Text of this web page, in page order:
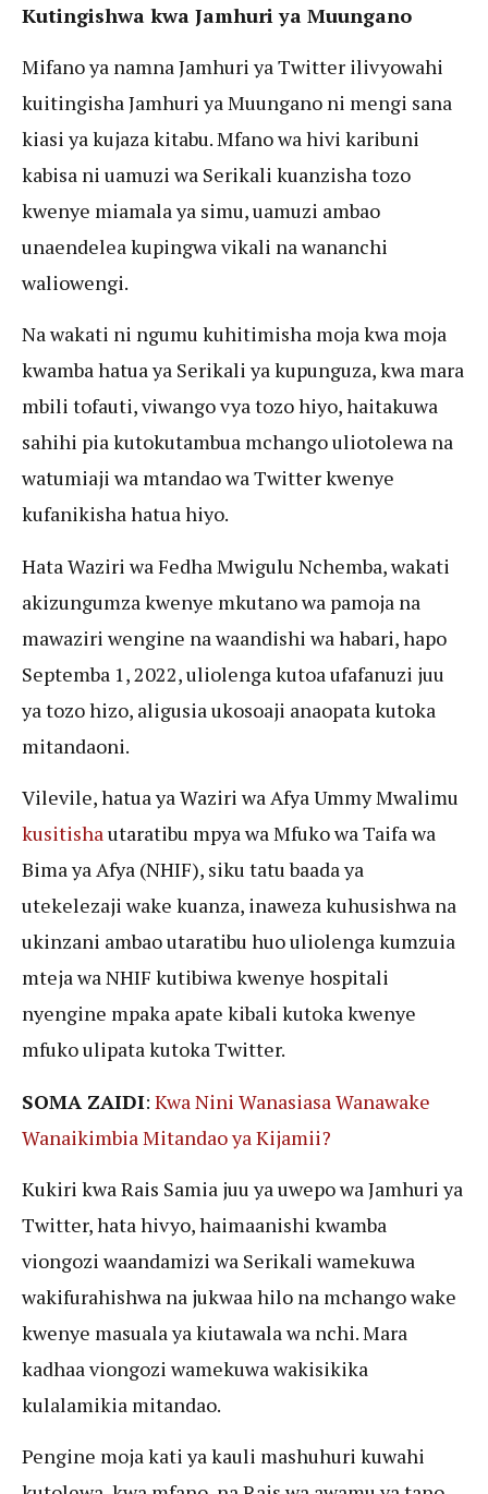
Kutingishwa kwa Jamhuri ya Muungano
Mifano ya namna Jamhuri ya Twitter ilivyowahi
kuitingisha Jamhuri ya Muungano ni mengi sana
kiasi ya kujaza kitabu. Mfano wa hivi karibuni
kabisa ni uamuzi wa Serikali kuanzisha tozo
kwenye miamala ya simu, uamuzi ambao
unaendelea kupingwa vikali na wananchi
waliowengi.
Na wakati ni ngumu kuhitimisha moja kwa moja
kwamba hatua ya Serikali ya kupunguza, kwa mara
mbili tofauti, viwango vya tozo hiyo, haitakuwa
sahihi pia kutokutambua mchango uliotolewa na
watumiaji wa mtandao wa Twitter kwenye
kufanikisha hatua hiyo.
Hata Waziri wa Fedha Mwigulu Nchemba, wakati
akizungumza kwenye mkutano wa pamoja na
mawaziri wengine na waandishi wa habari, hapo
Septemba 1, 2022, uliolenga kutoa ufafanuzi juu
ya tozo hizo, aligusia ukosoaji anaopata kutoka
mitandaoni.
Vilevile, hatua ya Waziri wa Afya Ummy Mwalimu
kusitishautaratibu mpya wa Mfuko wa Taifa wa
Bima ya Afya (NHIF), siku tatu baada ya
utekelezaji wake kuanza, inaweza kuhusishwa na
ukinzani ambao utaratibu huo uliolenga kumzuia
mteja wa NHIF kutibiwa kwenye hospitali
nyengine mpaka apate kibali kutoka kwenye
mfuko ulipata kutoka Twitter.
SOMA ZAIDI: Kwa Nini Wanasiasa Wanawake
Wanaikimbia Mitandao ya Kijamii?
Kukiri kwa Rais Samia juu ya uwepo wa Jamhuri ya
Twitter, hata hivyo, haimaanishi kwamba
viongozi waandamizi wa Serikali wamekuwa
wakifurahishwa na jukwaa hilo na mchango wake
kwenye masuala ya kiutawala wa nchi. Mara
kadhaa viongozi wamekuwa wakisikika
kulalamikia mitandao.
Pengine moja kati ya kauli mashuhuri kuwahi